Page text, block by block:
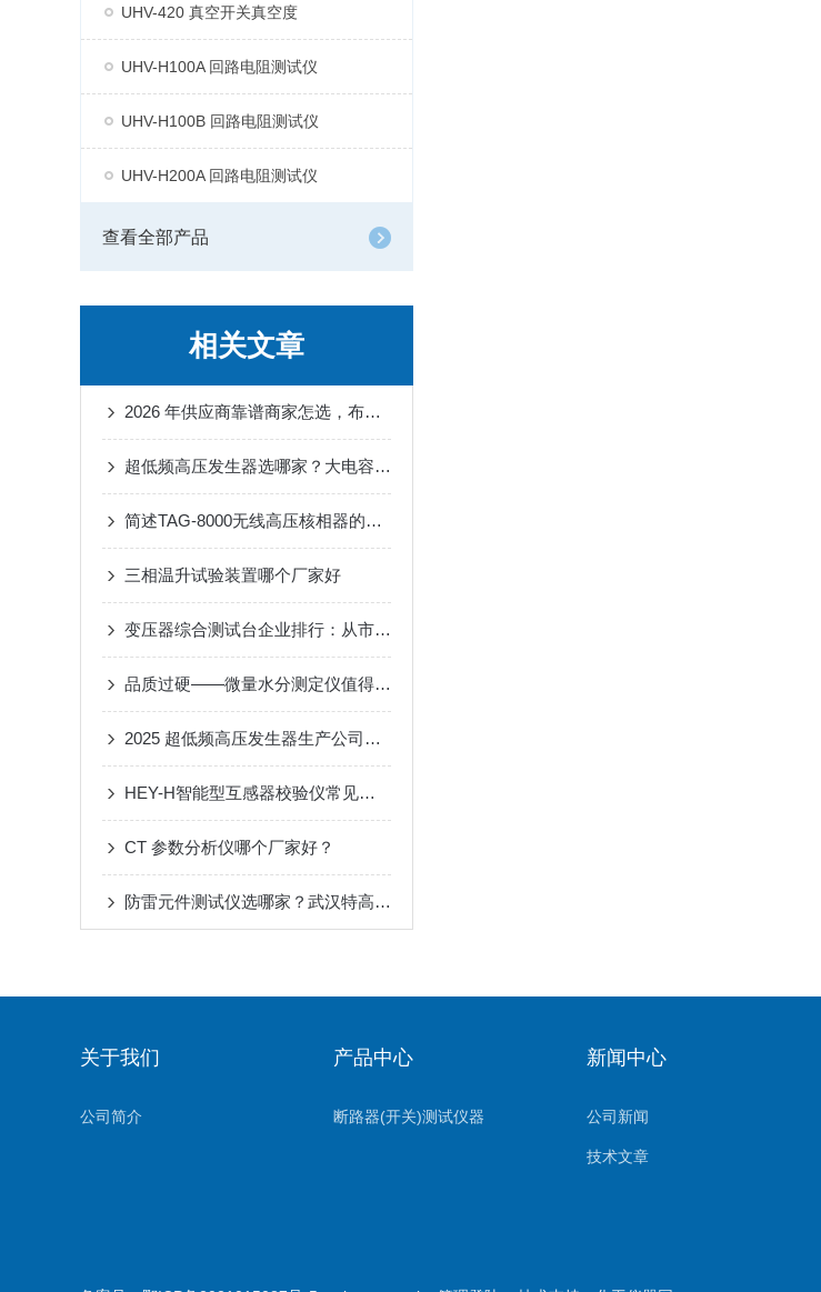
UHV-420 真空开关真空度
UHV-H100A 回路电阻测试仪
UHV-H100B 回路电阻测试仪
UHV-H200A 回路电阻测试仪
查看全部产品
相关文章
2026 年供应商靠谱商家怎选，布线简便的超低频高压发生器采购经验分享
超低频高压发生器选哪家？大电容试品绝缘评估的轻量化方案
简述TAG-8000无线高压核相器的常见故障相应解决方法
三相温升试验装置哪个厂家好
变压器综合测试台企业排行：从市场声音看一家技术型企业的持续耕耘
品质过硬——微量水分测定仪值得托付的厂家，供货稳、售后好、口碑佳
2025 超低频高压发生器生产公司：武汉特高压贴合化工场景 稳准适配获青睐
HEY-H智能型互感器校验仪常见故障的科学解决方法分享
CT 参数分析仪哪个厂家好？
防雷元件测试仪选哪家？武汉特高压以稳定表现赢得认可
关于我们
公司简介
产品中心
断路器(开关)测试仪器
新闻中心
公司新闻
技术文章